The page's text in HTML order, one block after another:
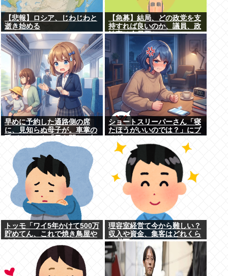
【悲報】ロシア、じわじわと
逝き始める
【急募】結局、どの政党を支
持すれば良いのか、議員、政
治家は全員悪か
早めに予約した通路側の席
に、見知らぬ母子が。車掌の
視」して居座られました。無
理やり奪われた席は、結
局“やったもん勝ち”になっ...
ショートスリーパーさん「寝
たほうがいいのでは？」にブ
トッモ「ワイ5年かけて500万
貯めてん、これで焼き鳥屋や
理容室経営て今から難しい？
収入や資金、集客はどれくら
い必要？？